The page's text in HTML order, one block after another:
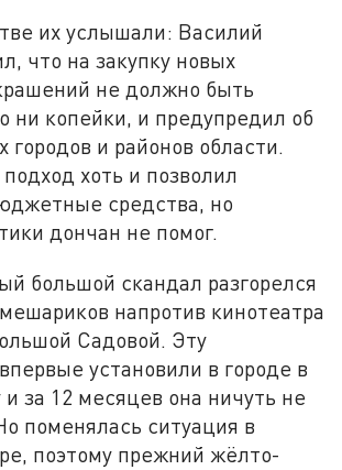
их услышали: Василий
что на закупку новых
не должно быть
ни копейки, и предупредил об
городов и районов области.
хоть и позволил
средства, но
дончан не помог.
большой скандал разгорелся
напротив кинотеатра
Садовой. Эту
установили в городе в
за 12 месяцев она ничуть не
поменялась ситуация в
поэтому прежний жёлто-